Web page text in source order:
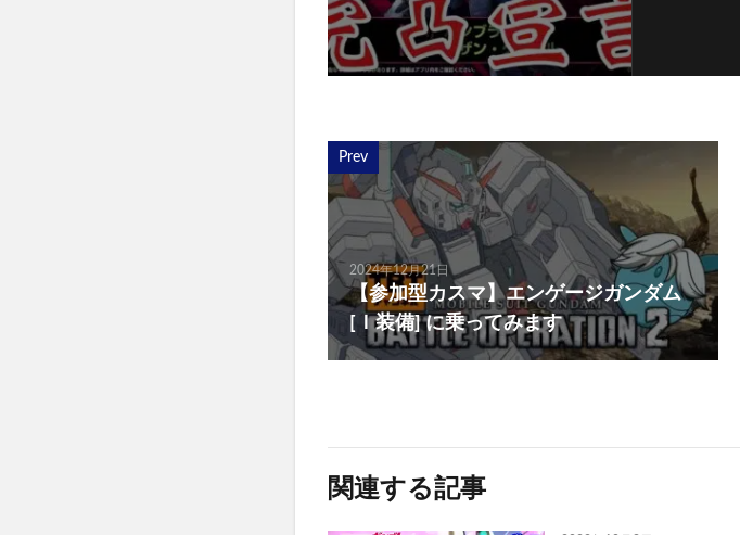
Prev
2024年12月21日
【参加型カスマ】エンゲージガンダム
[Ｉ装備] に乗ってみます
関連する記事